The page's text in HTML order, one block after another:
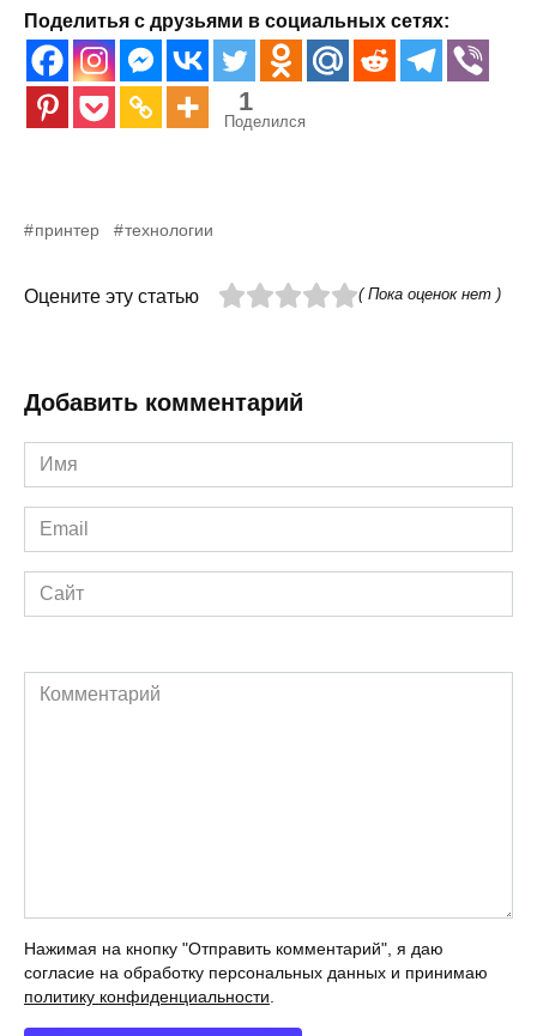
Поделитья с друзьями в социальных сетях:
1
Поделился
принтер технологии
Оцените эту статью ( Пока оценок нет )
Добавить комментарий
Имя
*
Email
*
Сайт
Комментарий
Нажимая на кнопку "Отправить комментарий", я даю
согласие на обработку персональных данных и принимаю
политику конфиденциальности